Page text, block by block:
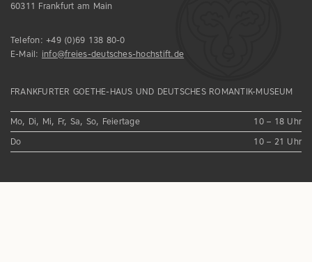
60311 Frankfurt am Main
Telefon:+49 (0)69 138 80-0
E-Mail: info@freies-deutsches-hochstift.de
FRANKFURTER GOETHE-HAUS UND DEUTSCHES ROMANTIK-MUSEUM
Mo, Di, Mi, Fr, Sa, So, Feiertage
10 – 18 Uhr
Do
10 – 21 Uhr